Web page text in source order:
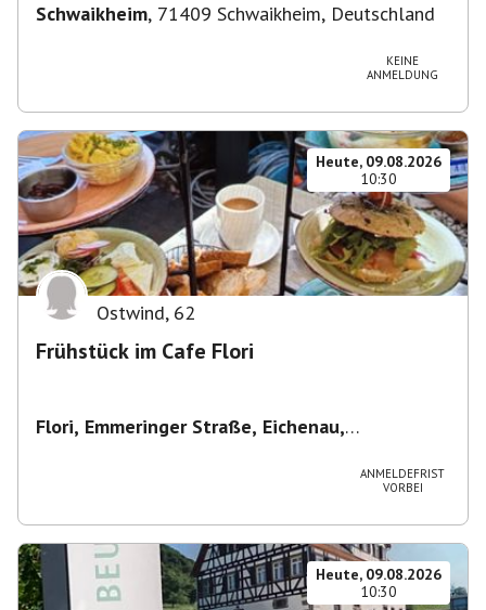
Schwaikheim, 71409 Schwaikheim, Deutschland
KEINE
ANMELDUNG
Heute, 09.08.2026
10:30
Ostwind, 62
Frühstück im Cafe Flori
Flori, Emmeringer Straße, Eichenau,
ANMELDEFRIST
VORBEI
Heute, 09.08.2026
10:30